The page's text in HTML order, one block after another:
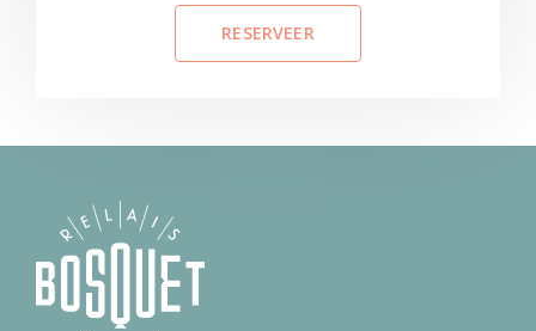
RESERVEER